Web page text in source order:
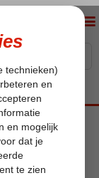
Hotel